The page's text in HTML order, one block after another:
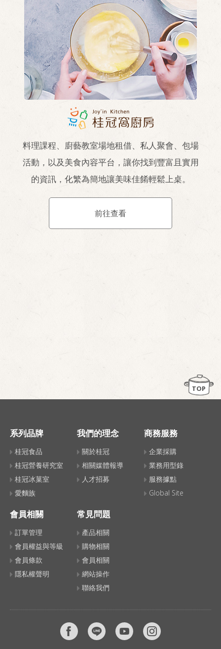
料理課程、廚藝教室場地租借、私人聚會、包場
活動，以及美食內容平台，讓你找到豐富且實用
的資訊，化繁為簡地讓美味佳餚輕鬆上桌。
前往查看
TOP
系列品牌
桂冠食品
桂冠營養研究室
桂冠冰菓室
愛麵族
我們的理念
關於桂冠
相關媒體報導
人才招募
商務服務
企業採購
業務用型錄
服務據點
Global Site
會員相關
訂單管理
會員權益與等級
會員條款
隱私權聲明
常見問題
產品相關
購物相關
會員相關
網站操作
聯絡我們